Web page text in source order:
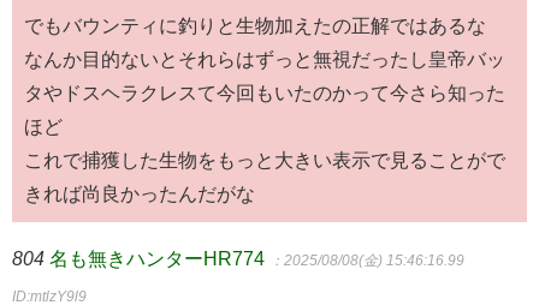
でもバウンティに釣りと生物加えたの正解ではあるな
なんか目的ないとそれらはずっと無視だったし皇帝バッ
タやドスヘラクレスて今回もいたのかって今さら知った
ほど
これで捕獲した生物をもっと大きい表示で見ることがで
きれば尚良かったんだがな
804 名も無きハンターHR774 ：2025/08/08(金) 15:46:16.99
ID:mtlzY9l9